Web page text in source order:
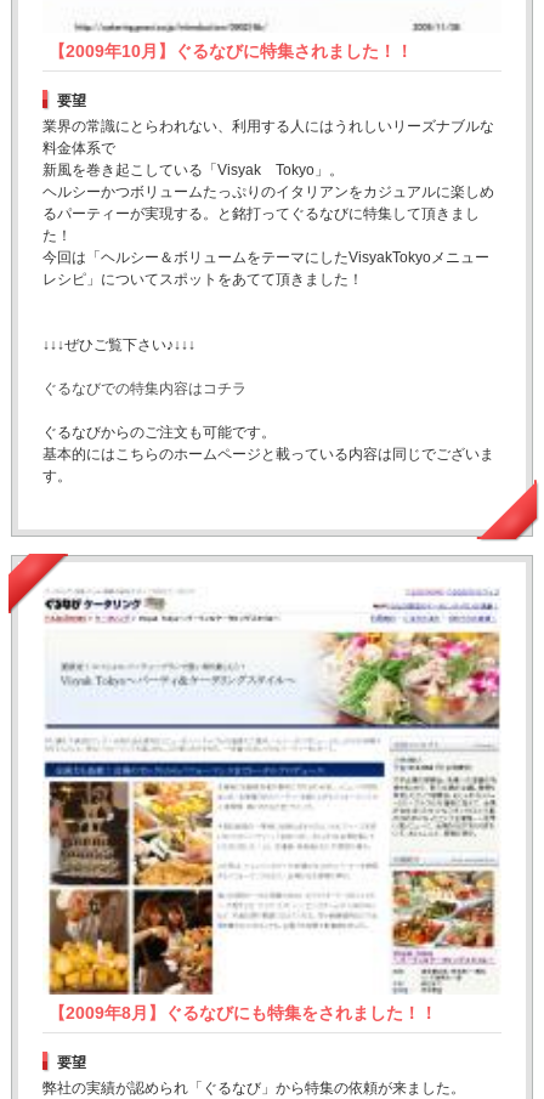
【2009年10月】ぐるなびに特集されました！！
要望
業界の常識にとらわれない、利用する人にはうれしいリーズナブルな
料金体系で
新風を巻き起こしている「Visyak Tokyo」。
ヘルシーかつボリュームたっぷりのイタリアンをカジュアルに楽しめ
るパーティーが実現する。と銘打ってぐるなびに特集して頂きまし
た！
今回は「ヘルシー＆ボリュームをテーマにしたVisyakTokyoメニュー
レシピ」についてスポットをあてて頂きました！
↓↓↓ぜひご覧下さい♪↓↓↓
ぐるなびでの特集内容はコチラ
ぐるなびからのご注文も可能です。
基本的にはこちらのホームページと載っている内容は同じでございま
す。
【2009年8月】ぐるなびにも特集をされました！！
要望
弊社の実績が認められ「ぐるなび」から特集の依頼が来ました。